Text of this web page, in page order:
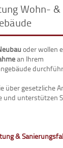
Wohn- &
oder wollen
an Ihrem
über gesetzliche
und unterstützen
&